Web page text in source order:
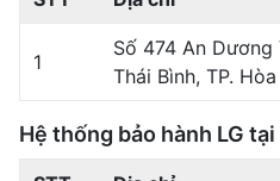
1
Số 474 An
Thái Bình, TP.
Hệ thống bảo hành LG